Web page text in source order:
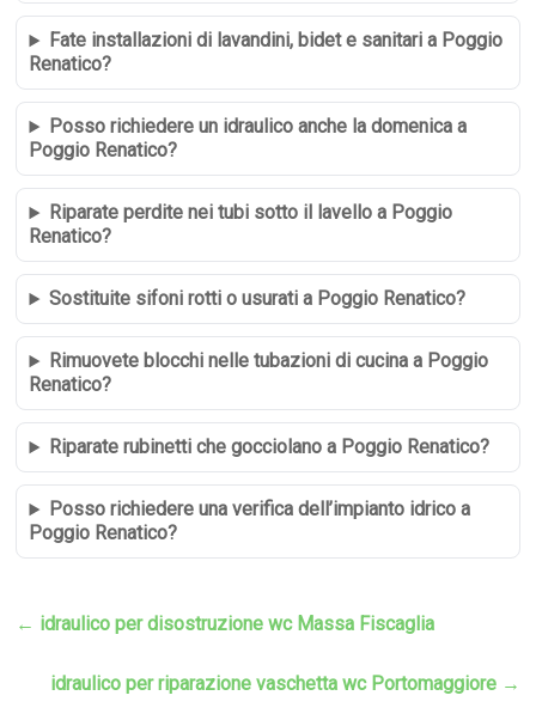
Fate installazioni di lavandini, bidet e sanitari a Poggio
Renatico?
Posso richiedere un idraulico anche la domenica a
Poggio Renatico?
Riparate perdite nei tubi sotto il lavello a Poggio
Renatico?
Sostituite sifoni rotti o usurati a Poggio Renatico?
Rimuovete blocchi nelle tubazioni di cucina a Poggio
Renatico?
Riparate rubinetti che gocciolano a Poggio Renatico?
Posso richiedere una verifica dell’impianto idrico a
Poggio Renatico?
← idraulico per disostruzione wc Massa Fiscaglia
idraulico per riparazione vaschetta wc Portomaggiore →